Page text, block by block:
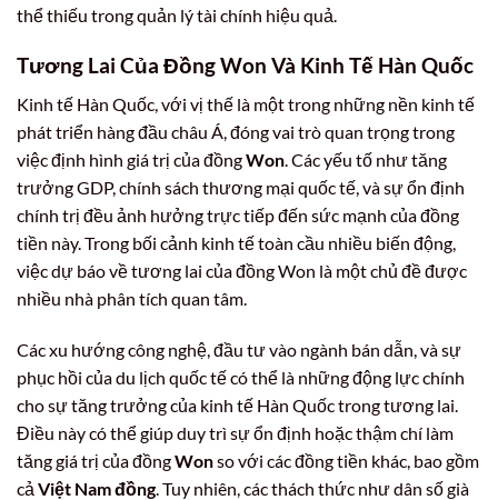
thể thiếu trong quản lý tài chính hiệu quả.
Tương Lai Của Đồng Won Và Kinh Tế Hàn Quốc
Kinh tế Hàn Quốc, với vị thế là một trong những nền kinh tế
phát triển hàng đầu châu Á, đóng vai trò quan trọng trong
việc định hình giá trị của đồngWon. Các yếu tố như tăng
trưởng GDP, chính sách thương mại quốc tế, và sự ổn định
chính trị đều ảnh hưởng trực tiếp đến sức mạnh của đồng
tiền này. Trong bối cảnh kinh tế toàn cầu nhiều biến động,
việc dự báo về tương lai của đồng Won là một chủ đề được
nhiều nhà phân tích quan tâm.
Các xu hướng công nghệ, đầu tư vào ngành bán dẫn, và sự
phục hồi của du lịch quốc tế có thể là những động lực chính
cho sự tăng trưởng của kinh tế Hàn Quốc trong tương lai.
Điều này có thể giúp duy trì sự ổn định hoặc thậm chí làm
tăng giá trị của đồngWonso với các đồng tiền khác, bao gồm
cả Việt Nam đồng. Tuy nhiên, các thách thức như dân số già